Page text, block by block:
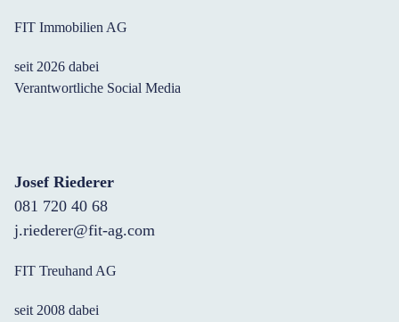
FIT Immobilien AG
seit 2026 dabei
Verantwortliche Social Media
Josef Riederer
081 720 40 68
j.riederer@fit-ag.com
FIT Treuhand AG
seit 2008 dabei